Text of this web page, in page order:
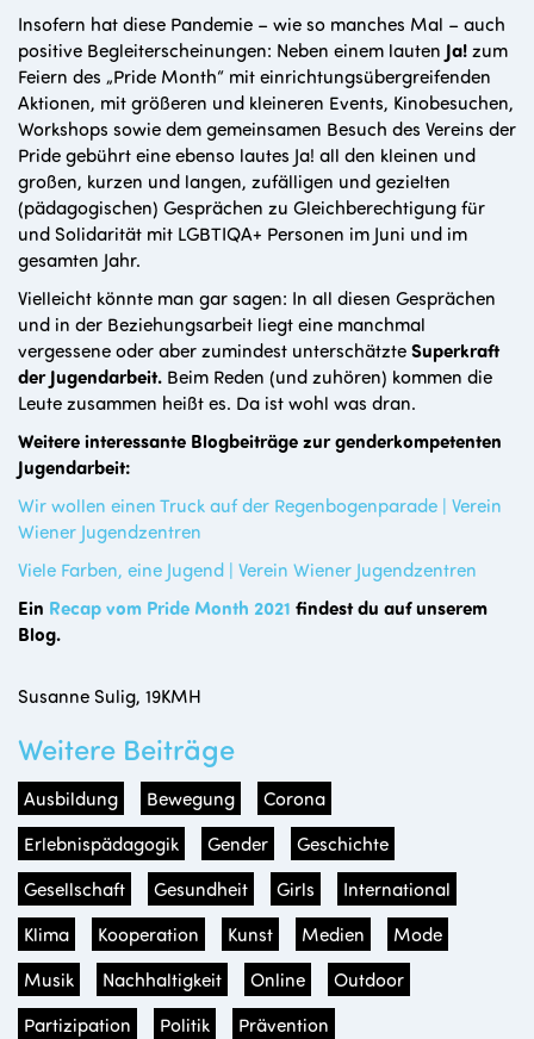
Insofern hat diese Pandemie – wie so manches Mal – auch
positive Begleiterscheinungen: Neben einem lauten Ja!zum
Feiern des „Pride Month“ mit einrichtungsübergreifenden
Aktionen, mit größeren und kleineren Events, Kinobesuchen,
Workshops sowie dem gemeinsamen Besuch des Vereins der
Pride gebührt eine ebenso lautes Ja! all den kleinen und
großen, kurzen und langen, zufälligen und gezielten
(pädagogischen) Gesprächen zu Gleichberechtigung für
und Solidarität mit LGBTIQA+ Personen im Juni und im
gesamten Jahr.
Vielleicht könnte man gar sagen: In all diesen Gesprächen
und in der Beziehungsarbeit liegt eine manchmal
vergessene oder aber zumindest unterschätzteSuperkraft
der Jugendarbeit. Beim Reden (und zuhören) kommen die
Leute zusammen heißt es. Da ist wohl was dran.
Weitere interessante Blogbeiträge zur genderkompetenten
Jugendarbeit:
Wir wollen einen Truck auf der Regenbogenparade | Verein
Wiener Jugendzentren
Viele Farben, eine Jugend | Verein Wiener Jugendzentren
Ein Recap vom Pride Month 2021 findest du auf unserem
Blog.
Susanne Sulig, 19KMH
Weitere Beiträge
Ausbildung Bewegung
Corona
Erlebnispädagogik
Gender
Geschichte
Gesellschaft
Gesundheit Girls
International
Klima
Kooperation Kunst Medien
Mode
Musik
Nachhaltigkeit Online
Outdoor
Partizipation
Politik
Prävention